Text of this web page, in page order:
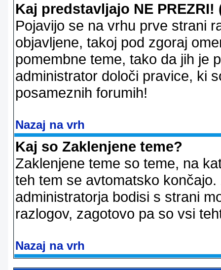
Kaj predstavljajo NE
Pojavijo se na vrhu prve strani
objavljene, takoj pod zgoraj
pomembne teme, tako da jih je
administrator določi pravice, ki
posameznih forumih!
Nazaj na vrh
Kaj so Zaklenjene teme?
Zaklenjene teme so teme, na
teh tem se avtomatsko
administratorja bodisi s strani
razlogov, zagotovo pa so vsi
Nazaj na vrh